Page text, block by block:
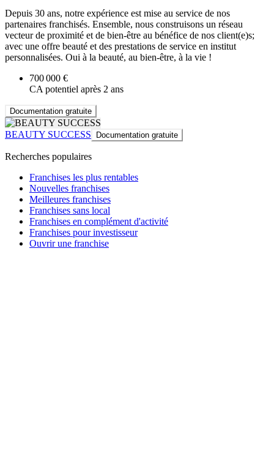
Depuis 30 ans, notre expérience est mise au service de nos
partenaires franchisés. Ensemble, nous construisons un réseau
vecteur de proximité et de bien-être au bénéfice de nos client(e)s;
avec une offre beauté et des prestations de service en institut
personnalisées. Oui à la beauté, au bien-être, à la vie !
700 000 €
CA potentiel après 2 ans
Documentation gratuite
BEAUTY SUCCESS Documentation gratuite
Recherches populaires
Franchises les plus rentables
Nouvelles franchises
Meilleures franchises
Franchises sans local
Franchises en complément d'activité
Franchises pour investisseur
Ouvrir une franchise